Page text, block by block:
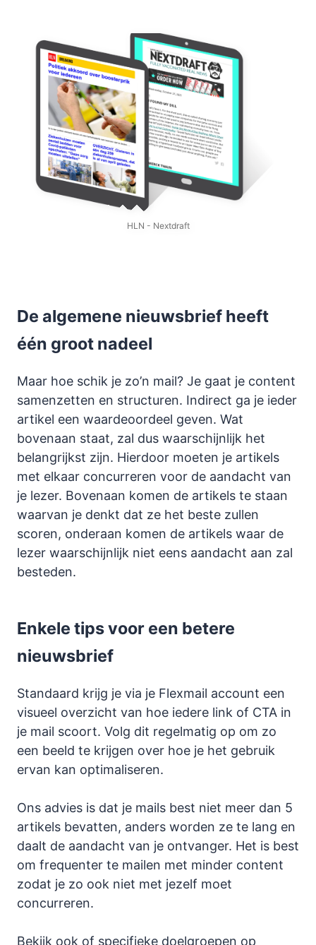
HLN - Nextdraft
De algemene nieuwsbrief heeft
één groot nadeel
Maar hoe schik je zo’n mail? Je gaat je content
samenzetten en structuren. Indirect ga je ieder
artikel een waardeoordeel geven. Wat
bovenaan staat, zal dus waarschijnlijk het
belangrijkst zijn. Hierdoor moeten je artikels
met elkaar concurreren voor de aandacht van
je lezer. Bovenaan komen de artikels te staan
waarvan je denkt dat ze het beste zullen
scoren, onderaan komen de artikels waar de
lezer waarschijnlijk niet eens aandacht aan zal
besteden.
Enkele tips voor een betere
nieuwsbrief
Standaard krijg je via je Flexmail account een
visueel overzicht van hoe iedere link of CTA in
je mail scoort. Volg dit regelmatig op om zo
een beeld te krijgen over hoe je het gebruik
ervan kan optimaliseren.
Ons advies is dat je mails best niet meer dan 5
artikels bevatten, anders worden ze te lang en
daalt de aandacht van je ontvanger. Het is best
om frequenter te mailen met minder content
zodat je zo ook niet met jezelf moet
concurreren.
Bekijk ook of specifieke doelgroepen op